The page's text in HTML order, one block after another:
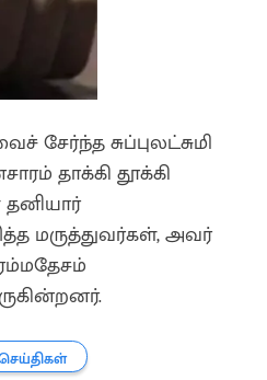
சுப்புலட்சுமி
தாக்கி தூக்கி
மருத்துவர்கள், அவர்